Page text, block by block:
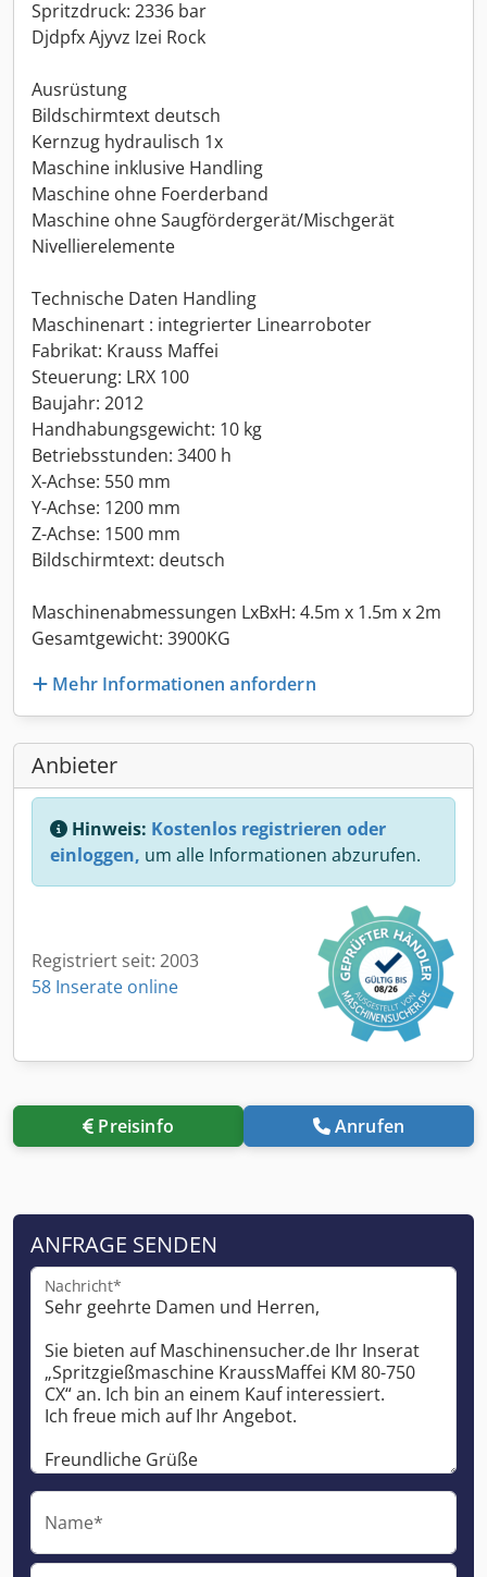
Spritzdruck: 2336 bar
Djdpfx Ajyvz Izei Rock
Ausrüstung
Bildschirmtext deutsch
Kernzug hydraulisch 1x
Maschine inklusive Handling
Maschine ohne Foerderband
Maschine ohne Saugfördergerät/Mischgerät
Nivellierelemente
Technische Daten Handling
Maschinenart : integrierter Linearroboter
Fabrikat: Krauss Maffei
Steuerung: LRX 100
Baujahr: 2012
Handhabungsgewicht: 10 kg
Betriebsstunden: 3400 h
X-Achse: 550 mm
Y-Achse: 1200 mm
Z-Achse: 1500 mm
Bildschirmtext: deutsch
Maschinenabmessungen LxBxH: 4.5m x 1.5m x 2m
Gesamtgewicht: 3900KG
Mehr Informationen anfordern
Anbieter
Hinweis: Kostenlos registrieren oder
einloggen, um alle Informationen abzurufen.
Registriert seit: 2003
58 Inserate online
Preisinfo Anrufen
ANFRAGE SENDEN
Nachricht*
Name*